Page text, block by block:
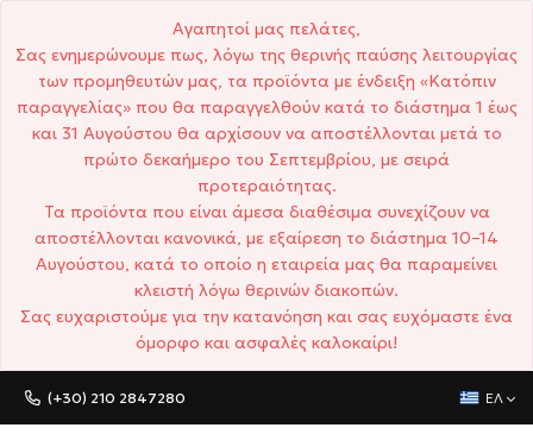
Αγαπητοί μας πελάτες,
Σας ενημερώνουμε πως, λόγω της θερινής παύσης λειτουργίας
των προμηθευτών μας, τα προϊόντα με ένδειξη «Κατόπιν
παραγγελίας» που θα παραγγελθούν κατά το διάστημα 1 έως
και 31 Αυγούστου θα αρχίσουν να αποστέλλονται μετά το
πρώτο δεκαήμερο του Σεπτεμβρίου, με σειρά
προτεραιότητας.
Τα προϊόντα που είναι άμεσα διαθέσιμα συνεχίζουν να
αποστέλλονται κανονικά, με εξαίρεση το διάστημα 10–14
Αυγούστου, κατά το οποίο η εταιρεία μας θα παραμείνει
κλειστή λόγω θερινών διακοπών.
Σας ευχαριστούμε για την κατανόηση και σας ευχόμαστε ένα
όμορφο και ασφαλές καλοκαίρι!
(+30) 210 2847280 ΕΛ